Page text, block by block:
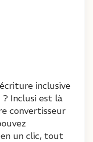
inclusive
Inclusi est là
convertisseur
un clic, tout